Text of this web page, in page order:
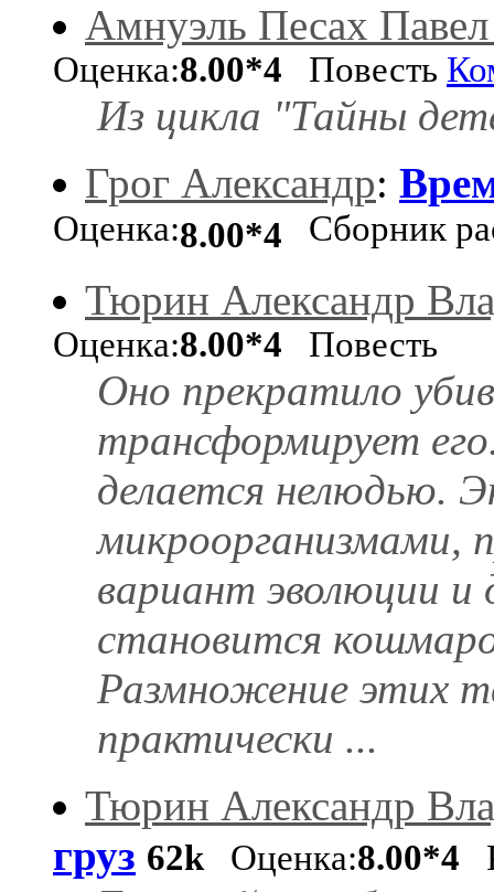
Амнуэль Песах
Оценка:8.00*4 Повесть
Из цикла "Тайны
Грог Александр:
Оценка:8.00*4
Сборник
Тюрин Александр
Оценка:8.00*4 Повесть
Оно прекратило
трансформирует
делается нелюдью.
вариант эволюции
становится
Размножение этих
практически ...
Тюрин Александр
груз 62kОценка:8.00*4